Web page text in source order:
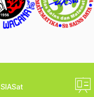
SIASat